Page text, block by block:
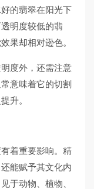
的翡翠在阳光下
明度较低的翡
果却相对逊色。
度外，还需注意
意味着它的切割
升。
着重要影响。精
能赋予其文化内
于动物、植物、